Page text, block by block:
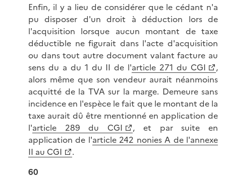
Enfin, il y a lieu de considérer que le cédant n'a
pu disposer d'un droit à déduction lors de
l'acquisition lorsque aucun montant de taxe
déductible ne figurait dans l'acte d'acquisition
ou dans tout autre document valant facture au
sens du a du 1 du II de l'article 271 du CGI
,
alors même que son vendeur aurait néanmoins
acquitté de la TVA sur la marge. Demeure sans
incidence en l'espèce le fait que le montant de la
taxe aurait dû être mentionné en application de
l'article 289 du CGI
, et par suite en
application de l'article 242 nonies A de l'annexe
II au CGI
.
60